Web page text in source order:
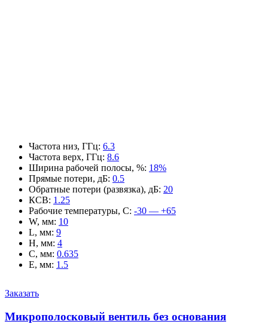
Частота низ, ГГц: 6.3
Частота верх, ГГц: 8.6
Ширина рабочей полосы, %: 18%
Прямые потери, дБ: 0.5
Обратные потери (развязка), дБ: 20
КСВ: 1.25
Рабочие температуры, С: -30 — +65
W, мм: 10
L, мм: 9
H, мм: 4
C, мм: 0.635
E, мм: 1.5
Заказать
Микрополосковый вентиль без основания